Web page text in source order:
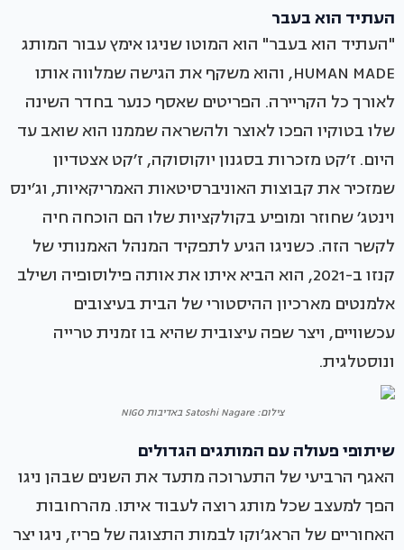
העתיד הוא בעבר
"העתיד הוא בעבר" הוא המוטו שניגו אימץ עבור המותג
HUMAN MADE, והוא משקף את הגישה שמלווה אותו
לאורך כל הקריירה. הפריטים שאסף כנער בחדר השינה
שלו בטוקיו הפכו לאוצר ולהשראה שממנו הוא שואב עד
היום. ז׳קט מזכרות בסגנון יוקוסוקה, ז׳קט אצטדיון
שמזכיר את קבוצות האוניברסיטאות האמריקאיות, וג׳ינס
וינטג׳ שחוזר ומופיע בקולקציות שלו הם הוכחה חיה
לקשר הזה. כשניגו הגיע לתפקיד המנהל האמנותי של
קנזו ב-2021, הוא הביא איתו את אותה פילוסופיה ושילב
אלמנטים מארכיון ההיסטורי של הבית בעיצובים
עכשוויים, ויצר שפה עיצובית שהיא בו זמנית טרייה
ונוסטלגית.
צילום: Satoshi Nagare באדיבות NIGO
שיתופי פעולה עם המותגים הגדולים
האגף הרביעי של התערוכה מתעד את השנים שבהן ניגו
הפך למעצב שכל מותג רוצה לעבוד איתו. מהרחובות
האחוריים של הראג׳וקו לבמות התצוגה של פריז, ניגו יצר